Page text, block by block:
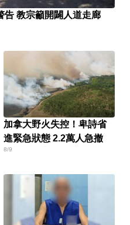
告 教宗籲開闢人道走廊
加拿大野火失控！卑詩省
進緊急狀態 2.2萬人急撤
8/9